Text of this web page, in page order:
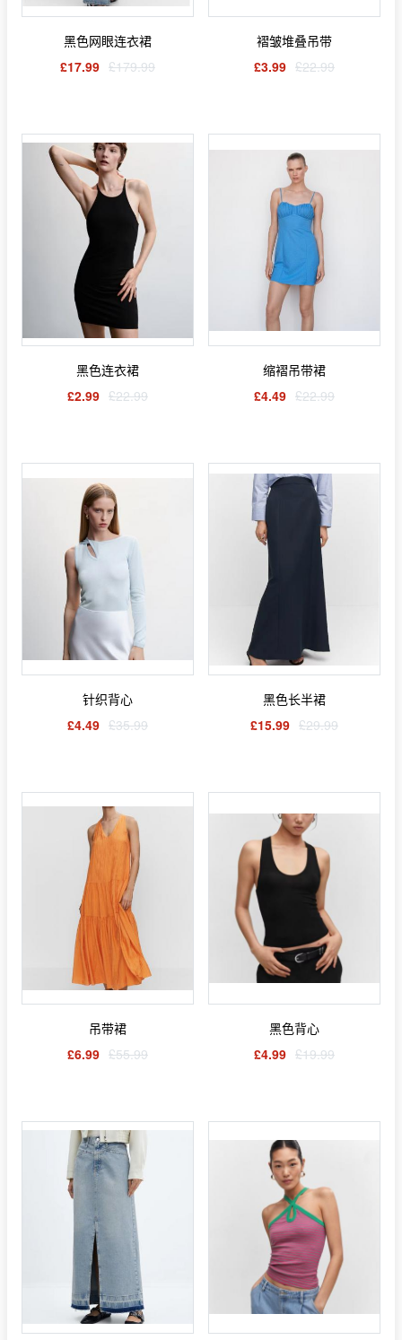
黑色网眼连衣裙
£17.99 £179.99
褶皱堆叠吊带
£3.99 £22.99
黑色连衣裙
£2.99 £22.99
缩褶吊带裙
£4.49 £22.99
针织背心
£4.49 £35.99
黑色长半裙
£15.99 £29.99
吊带裙
£6.99 £55.99
黑色背心
£4.99 £19.99